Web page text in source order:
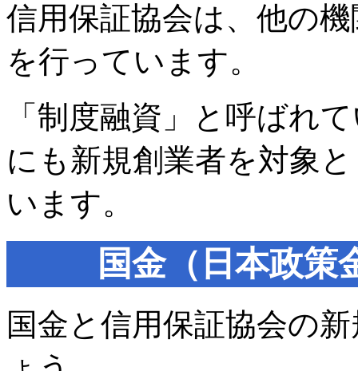
信用保証協会は、他の
を行っています。
「制度融資」と呼ばれ
にも新規創業者を対象
います。
国金（日本政策
国金と信用保証協会の